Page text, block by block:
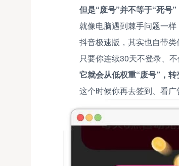
但是“废号”并不等于“死号”
就像电脑遇到棘手问题一样
抖音极速版，其实也自带类
只要你连续30天不登录、
它就会从低权重“废号”，转
这个时候你再去签到、看广